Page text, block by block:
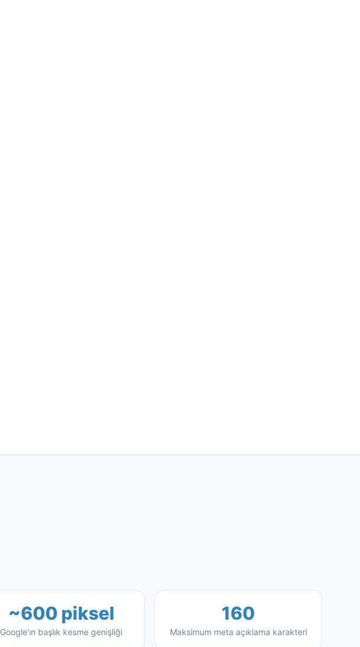
~600 piksel
Google'ın başlık kesme genişliği
160
Maksimum meta açıklama karakteri